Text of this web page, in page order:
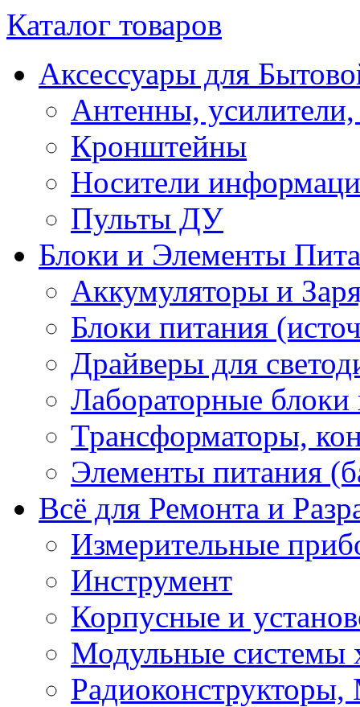
Каталог товаров
Аксессуары для
Антенны, усилители,
Кронштейны
Носители
Пульты ДУ
Блоки и Элементы
Аккумуляторы и
Блоки питания
Драйверы для
Лабораторные блоки
Трансформаторы,
Элементы питания
Всё для Ремонта и
Измерительные
Инструмент
Корпусные и
Модульные системы